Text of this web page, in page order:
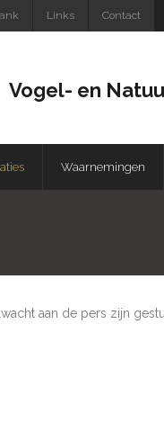
Links Contact
Vogel- en
Waarnemingen
aan de pers zijn